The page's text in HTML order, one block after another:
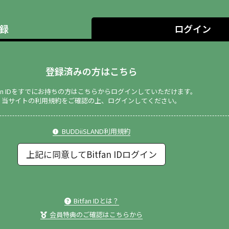
ログイン
登録済みの方はこちら
IDをすでにお持ちの方はこちらからログインしていただけます。
当サイトの利用規約をご確認の上、ログインしてください。
BUDDiiSLAND利用規約
上記に同意してBitfan IDログイン
Bitfan IDとは？
会員特典のご確認はこちらから